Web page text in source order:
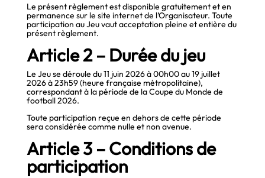
Le présent règlement est disponible gratuitement et en
permanence sur le site internet de l’Organisateur. Toute
participation au Jeu vaut acceptation pleine et entière du
présent règlement.
Article 2 – Durée du jeu
Le Jeu se déroule du 11 juin 2026 à 00h00 au 19 juillet
2026 à 23h59 (heure française métropolitaine),
correspondant à la période de la Coupe du Monde de
football 2026.
Toute participation reçue en dehors de cette période
sera considérée comme nulle et non avenue.
Article 3 – Conditions de
participation